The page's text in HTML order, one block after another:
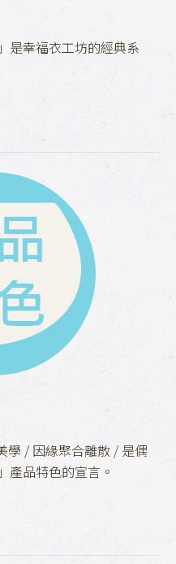
是幸福衣工坊的經典系
學 / 因緣聚合離散 / 是偶
產品特色的宣言。